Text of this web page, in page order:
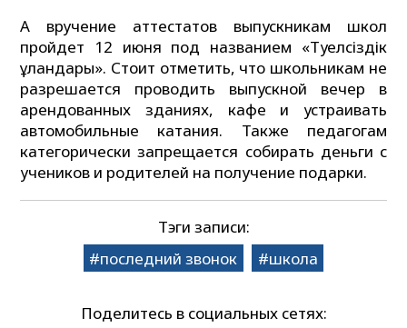
А вручение аттестатов выпускникам школ
пройдет 12 июня под названием «Тәуелсіздік
ұландары». Стоит отметить, что школьникам не
разрешается проводить выпускной вечер в
арендованных зданиях, кафе и устраивать
автомобильные катания. Также педагогам
категорически запрещается собирать деньги с
учеников и родителей на получение подарки.
Тэги записи:
последний звонок
школа
Поделитесь в социальных сетях: